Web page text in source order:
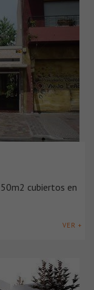
cubiertos en
VER +